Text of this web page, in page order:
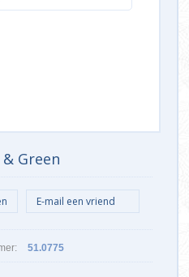
Green
51.0775